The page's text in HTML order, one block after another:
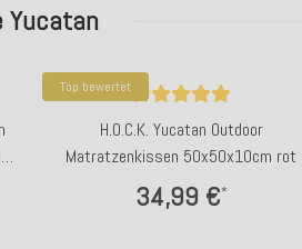
Yucatan
Top bewertet
H.O.C.K. Yucatan Outdoor
Matratzenkissen 50x50x10cm rot
34,99 €*